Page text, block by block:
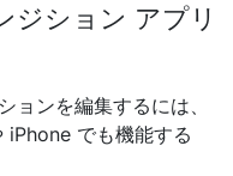
ジション アプリ
ョンを編集するには、
でも機能する